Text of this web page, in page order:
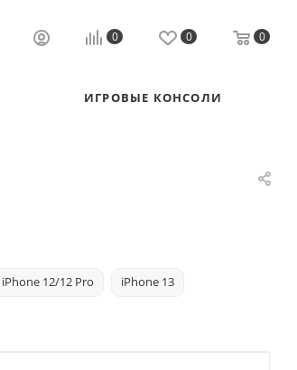
0 0 0
ИГРОВЫЕ КОНСОЛИ
iPhone 12/12 Pro iPhone 13